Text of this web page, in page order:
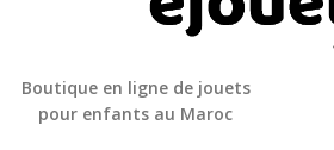
Boutique en ligne de jouets
pour enfants au Maroc